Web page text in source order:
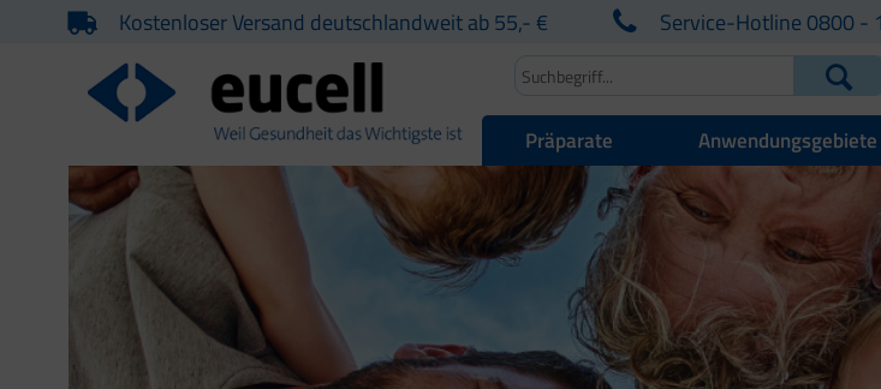
Kostenloser Versand deutschlandweit ab 55,- € Service-Hotline 0800 -
Präparate Anwendungsgebiete